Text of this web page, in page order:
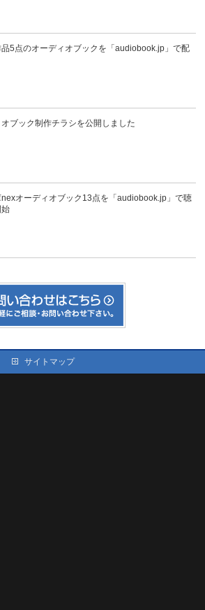
5点のオーディオブックを「audiobook.jp」で配
ブック制作チラシを公開しました
nexオーディオブック13点を「audiobook.jp」で聴
始
サイトマップ